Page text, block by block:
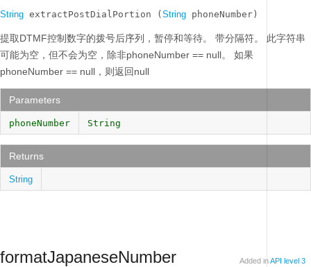
String extractPostDialPortion ( String phoneNumber)
提取DTMF控制数字的拨号后序列，暂停和等待。 带分隔符。
此字符串
可能为空，但不会为空，除非phoneNumber == null。
如果
phoneNumber == null，则返回null
Parameters
phoneNumber String
Returns
String
formatJapaneseNumber Added inAPI level 3